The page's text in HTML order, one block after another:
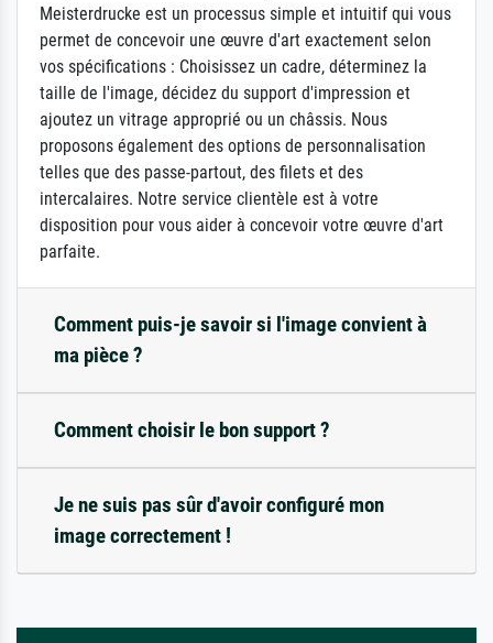
Meisterdrucke est un processus simple et intuitif qui vous
permet de concevoir une œuvre d'art exactement selon
vos spécifications : Choisissez un cadre, déterminez la
taille de l'image, décidez du support d'impression et
ajoutez un vitrage approprié ou un châssis. Nous
proposons également des options de personnalisation
telles que des passe-partout, des filets et des
intercalaires. Notre service clientèle est à votre
disposition pour vous aider à concevoir votre œuvre d'art
parfaite.
Comment puis-je savoir si l'image convient à
ma pièce ?
Comment choisir le bon support ?
Je ne suis pas sûr d'avoir configuré mon
image correctement !